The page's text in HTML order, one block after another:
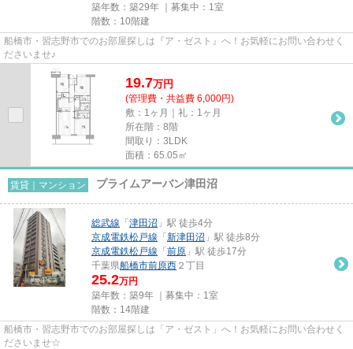
築年数：築29年 ｜募集中： 1室
階数：10階建
船橋市・習志野市でのお部屋探しは『ア・ゼスト』へ！お気軽にお問い合わせく
ださいませ♪
19.7万円
(管理費・共益費 6,000円)
敷：1ヶ月｜礼：1ヶ月
所在階：8階
間取り：3LDK
面積：65.05㎡
賃貸｜マンション プライムアーバン津田沼
総武線 「 津田沼 」駅 徒歩4分
京成電鉄松戸線 「 新津田沼 」駅 徒歩8分
京成電鉄松戸線 「 前原 」駅 徒歩17分
千葉県船橋市前原西 ２丁目
25.2万円
築年数：築9年 ｜募集中： 1室
階数：14階建
船橋市・習志野市でのお部屋探しは「ア・ゼスト」へ！お気軽にお問い合わせく
ださいませ☆